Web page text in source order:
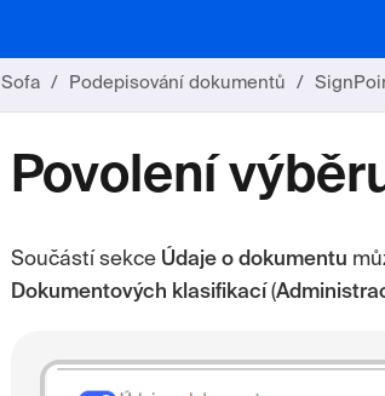
Sofa Podepisování dokumentů
Povolení
Součástí sekce Údaje o dokumentu
Dokumentových klasifikací (